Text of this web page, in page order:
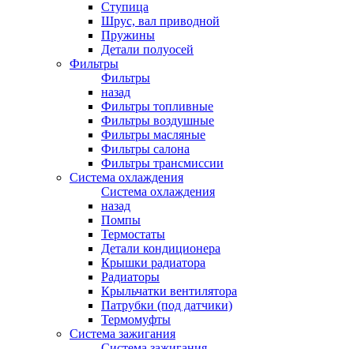
Ступица
Шрус, вал приводной
Пружины
Детали полуосей
Фильтры
Фильтры
назад
Фильтры топливные
Фильтры воздушные
Фильтры масляные
Фильтры салона
Фильтры трансмиссии
Система охлаждения
Система охлаждения
назад
Помпы
Термостаты
Детали кондиционера
Крышки радиатора
Радиаторы
Крыльчатки вентилятора
Патрубки (под датчики)
Термомуфты
Система зажигания